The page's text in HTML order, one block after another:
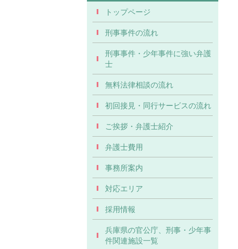
トップページ
刑事事件の流れ
刑事事件・少年事件に強い弁護
士
無料法律相談の流れ
初回接見・同行サービスの流れ
ご挨拶・弁護士紹介
弁護士費用
事務所案内
対応エリア
採用情報
兵庫県の官公庁、刑事・少年事
件関連施設一覧